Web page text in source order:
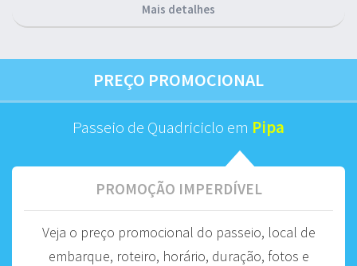
Mais detalhes
PREÇO PROMOCIONAL
Passeio de Quadriciclo em Pipa
PROMOÇÃO IMPERDÍVEL
Veja o preço promocional do passeio, local de
embarque, roteiro, horário, duração, fotos e